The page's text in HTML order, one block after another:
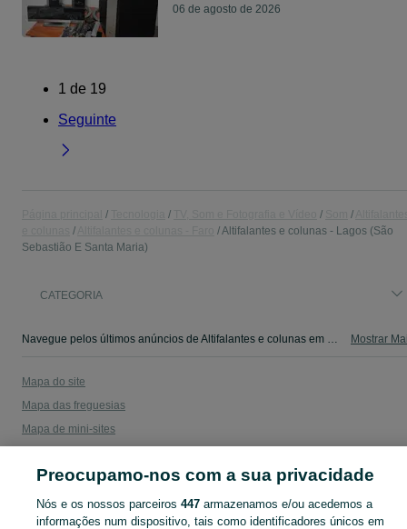
06 de agosto de 2026
1 de 19
Seguinte
Altifalantes e colunas - Lagos (São
Sebastião E Santa Maria)
CATEGORIA
Navegue pelos últimos anúncios de Altifalantes e colunas em Lagos (São Sebastião E Santa Maria) no OLX Portugal. Compre e venda produtos locais com facilidade e segurança. Mostrar
Mapa do site
Mapa das freguesias
Mapa de mini-sites
Preocupamo-nos com a sua privacidade
Nós e os nossos parceiros447 armazenamos e/ou acedemos a
informações num dispositivo, tais como identificadores únicos em